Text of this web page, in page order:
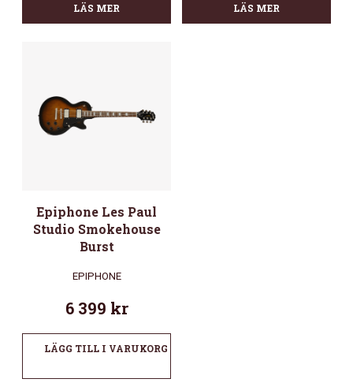
LÄS MER LÄS MER
Epiphone Les Paul
Studio Smokehouse
Burst
EPIPHONE
6 399 kr
LÄGG TILL I VARUKORG